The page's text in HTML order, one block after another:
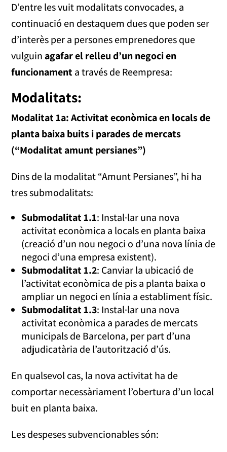
D’entre les vuit modalitats convocades, a
continuació en destaquem dues que poden ser
d’interès per a persones emprenedores que
vulguinagafar el relleu d’un negoci en
funcionamenta través de Reempresa:
Modalitats:
Modalitat 1a: Activitat econòmica en locals de
planta baixa buits i parades de mercats
(“Modalitat amunt persianes”)
Dins de la modalitat “Amunt Persianes”, hi ha
tres submodalitats:
Submodalitat 1.1: Instal·lar una nova
activitat econòmica a locals en planta baixa
(creació d’un nou negoci o d’una nova línia de
negoci d’una empresa existent).
Submodalitat 1.2: Canviar la ubicació de
l’activitat econòmica de pis a planta baixa o
ampliar un negoci en línia a establiment físic.
Submodalitat 1.3: Instal·lar una nova
activitat econòmica a parades de mercats
municipals de Barcelona, per part d’una
adjudicatària de l’autorització d’ús.
En qualsevol cas, la nova activitat ha de
comportar necessàriament l’obertura d’un local
buit en planta baixa.
Les despeses subvencionables són: